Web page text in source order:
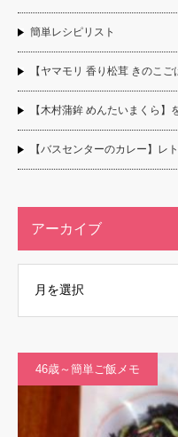
簡単レシピリスト
【ヤマモリ 香り松茸 きのこ
【木村蒲鉾 めんたいまくら
【バスセンターのカレー】レ
アーカイブ
46歳～簡単ご飯メモ